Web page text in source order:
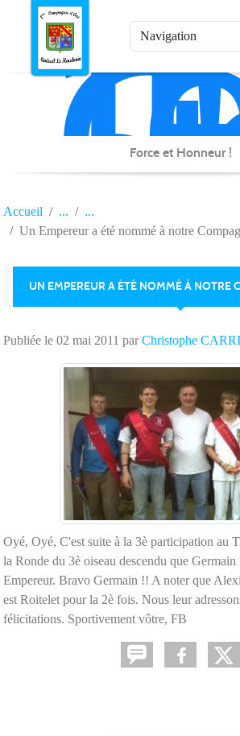
Force et Honneur !
Accueil
Un Empereur a été nommé à notre
UN EMPEREUR A ÉTÉ NOMMÉ À NOTRE
Publiée le 02 mai 2011 parChristophe
Oyé, Oyé, C'est suite à la 3è participation au
la Ronde du 3è oiseau descendu que
Empereur. Bravo Germain !! A noter que
est Roitelet pour la 2è fois. Nous leur
félicitations. Sportivement vôtre, FB
Panneau de gestion des cookies